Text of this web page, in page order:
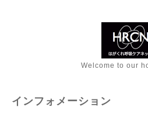
Welcome to our
インフォメーション